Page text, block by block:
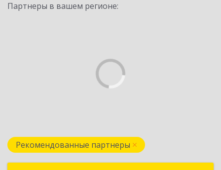
Партнеры в вашем регионе:
Рекомендованные партнеры